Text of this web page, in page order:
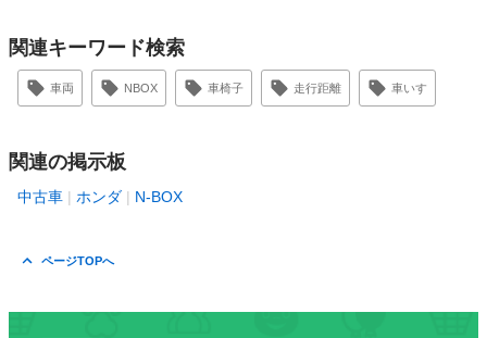
関連キーワード検索
車両 NBOX 車椅子 走行距離 車いす
関連の掲示板
中古車 ホンダ N-BOX
ページTOPへ